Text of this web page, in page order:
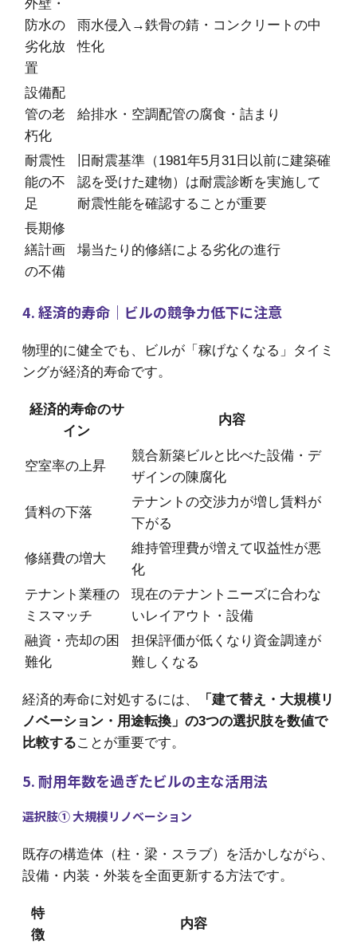
外壁・
防水の
劣化放
置
雨水侵入→鉄骨の錆・コンクリートの中
性化
設備配
管の老
朽化
給排水・空調配管の腐食・詰まり
耐震性
能の不
足
旧耐震基準（1981年5月31日以前に建築確
認を受けた建物）は耐震診断を実施して
耐震性能を確認することが重要
長期修
繕計画
の不備
場当たり的修繕による劣化の進行
4. 経済的寿命｜ビルの競争力低下に注意
物理的に健全でも、ビルが「稼げなくなる」タイミ
ングが経済的寿命です。
経済的寿命のサ
イン
内容
空室率の上昇
競合新築ビルと比べた設備・デ
ザインの陳腐化
賃料の下落
テナントの交渉力が増し賃料が
下がる
修繕費の増大
維持管理費が増えて収益性が悪
化
テナント業種の
ミスマッチ
現在のテナントニーズに合わな
いレイアウト・設備
融資・売却の困
難化
担保評価が低くなり資金調達が
難しくなる
経済的寿命に対処するには、
「建て替え・大規模リ
ノベーション・用途転換」の3つの選択肢を数値で
比較することが重要です。
5. 耐用年数を過ぎたビルの主な活用法
選択肢① 大規模リノベーション
既存の構造体（柱・梁・スラブ）を活かしながら、
設備・内装・外装を全面更新する方法です。
特
徴
内容